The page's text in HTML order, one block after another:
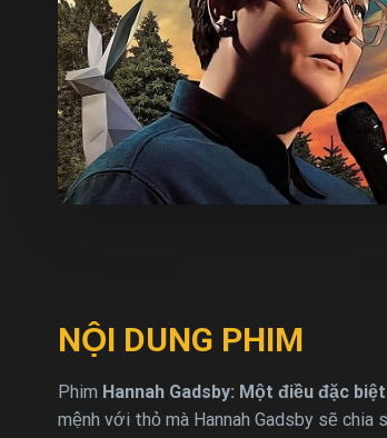
NỘI DUNG PHIM
Phim Hannah Gadsby: Một điều đặc biệt
mệnh với thỏ mà Hannah Gadsby sẽ